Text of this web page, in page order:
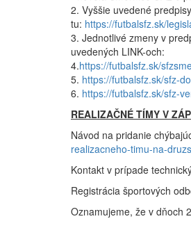
2. Vyššie uvedené
tu: https://futbalsfz.sk/
3. Jednotlivé zmeny v
uvedených LINK-och:
4.https://futbalsfz.sk/
5. https://futbalsfz.sk/sfz-
6. https://futbalsfz.sk/sfz-
REALIZAČNÉ TÍMY V
Návod na pridanie
realizacneho-timu-na-
Kontakt v prípade
Registrácia športových
Oznamujeme, že v dňoch